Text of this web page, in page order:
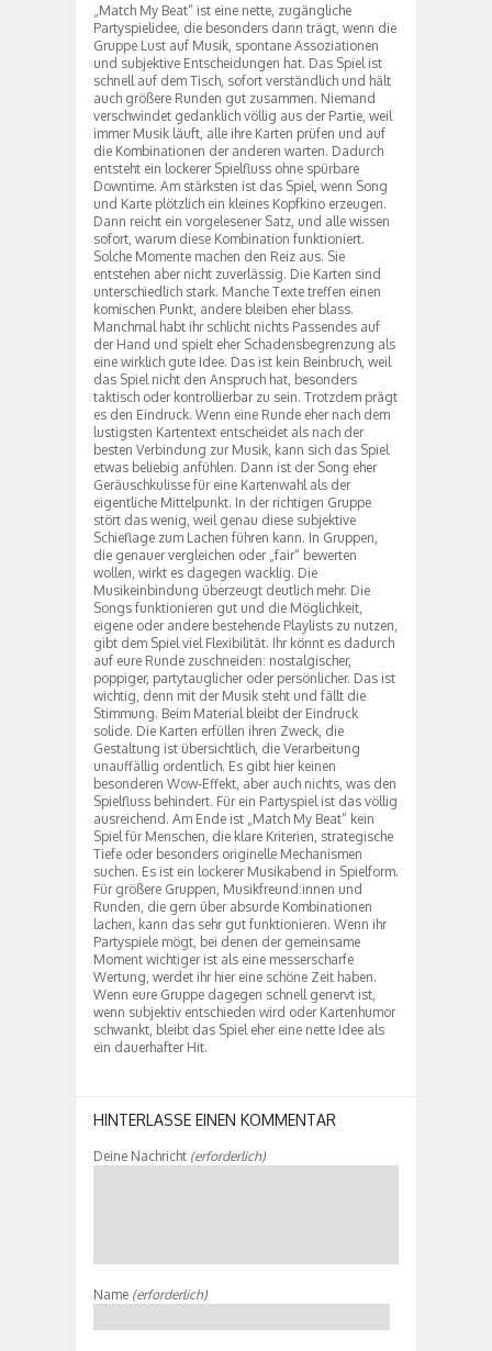
„Match My Beat“ ist eine nette, zugängliche
Partyspielidee, die besonders dann trägt, wenn die
Gruppe Lust auf Musik, spontane Assoziationen
und subjektive Entscheidungen hat. Das Spiel ist
schnell auf dem Tisch, sofort verständlich und hält
auch größere Runden gut zusammen. Niemand
verschwindet gedanklich völlig aus der Partie, weil
immer Musik läuft, alle ihre Karten prüfen und auf
die Kombinationen der anderen warten. Dadurch
entsteht ein lockerer Spielfluss ohne spürbare
Downtime. Am stärksten ist das Spiel, wenn Song
und Karte plötzlich ein kleines Kopfkino erzeugen.
Dann reicht ein vorgelesener Satz, und alle wissen
sofort, warum diese Kombination funktioniert.
Solche Momente machen den Reiz aus. Sie
entstehen aber nicht zuverlässig. Die Karten sind
unterschiedlich stark. Manche Texte treffen einen
komischen Punkt, andere bleiben eher blass.
Manchmal habt ihr schlicht nichts Passendes auf
der Hand und spielt eher Schadensbegrenzung als
eine wirklich gute Idee. Das ist kein Beinbruch, weil
das Spiel nicht den Anspruch hat, besonders
taktisch oder kontrollierbar zu sein. Trotzdem prägt
es den Eindruck. Wenn eine Runde eher nach dem
lustigsten Kartentext entscheidet als nach der
besten Verbindung zur Musik, kann sich das Spiel
etwas beliebig anfühlen. Dann ist der Song eher
Geräuschkulisse für eine Kartenwahl als der
eigentliche Mittelpunkt. In der richtigen Gruppe
stört das wenig, weil genau diese subjektive
Schieflage zum Lachen führen kann. In Gruppen,
die genauer vergleichen oder „fair“ bewerten
wollen, wirkt es dagegen wacklig. Die
Musikeinbindung überzeugt deutlich mehr. Die
Songs funktionieren gut und die Möglichkeit,
eigene oder andere bestehende Playlists zu nutzen,
gibt dem Spiel viel Flexibilität. Ihr könnt es dadurch
auf eure Runde zuschneiden: nostalgischer,
poppiger, partytauglicher oder persönlicher. Das ist
wichtig, denn mit der Musik steht und fällt die
Stimmung. Beim Material bleibt der Eindruck
solide. Die Karten erfüllen ihren Zweck, die
Gestaltung ist übersichtlich, die Verarbeitung
unauffällig ordentlich. Es gibt hier keinen
besonderen Wow-Effekt, aber auch nichts, was den
Spielfluss behindert. Für ein Partyspiel ist das völlig
ausreichend. Am Ende ist „Match My Beat“ kein
Spiel für Menschen, die klare Kriterien, strategische
Tiefe oder besonders originelle Mechanismen
suchen. Es ist ein lockerer Musikabend in Spielform.
Für größere Gruppen, Musikfreund:innen und
Runden, die gern über absurde Kombinationen
lachen, kann das sehr gut funktionieren. Wenn ihr
Partyspiele mögt, bei denen der gemeinsame
Moment wichtiger ist als eine messerscharfe
Wertung, werdet ihr hier eine schöne Zeit haben.
Wenn eure Gruppe dagegen schnell genervt ist,
wenn subjektiv entschieden wird oder Kartenhumor
schwankt, bleibt das Spiel eher eine nette Idee als
ein dauerhafter Hit.
HINTERLASSE EINEN KOMMENTAR
Deine Nachricht (erforderlich)
Name (erforderlich)